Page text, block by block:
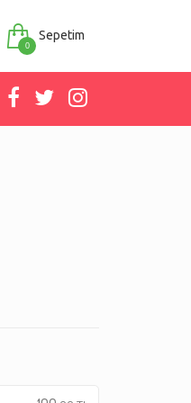
0
Sepetim